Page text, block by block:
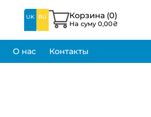
UK RU Корзина (0)
На суму0,00₴
О нас Контакты